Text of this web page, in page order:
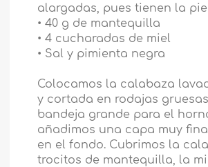
alargadas, pues tienen la
• 40 g de mantequilla
• 4 cucharadas de miel
• Sal y pimienta negra
Colocamos la calabaza
y cortada en rodajas
bandeja grande para el
añadimos una capa muy
en el fondo. Cubrimos la
trocitos de mantequilla, la